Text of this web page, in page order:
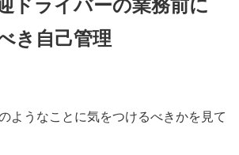
き自己管理
ようなことに気をつけるべきかを見て